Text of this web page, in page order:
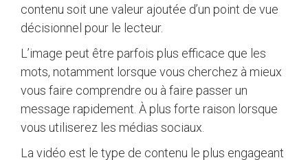
contenu soit une valeur ajoutée d’un point de vue
décisionnel pour le lecteur.
L’image peut être parfois plus efficace que les
mots, notamment lorsque vous cherchez à mieux
vous faire comprendre ou à faire passer un
message rapidement. À plus forte raison lorsque
vous utiliserez les médias sociaux.
La vidéo est le type de contenu le plus engageant